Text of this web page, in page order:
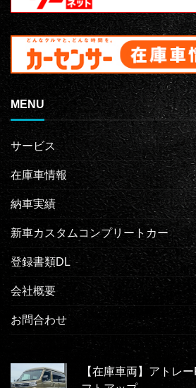
MENU
サービス
在庫車情報
納車実績
新車カスタムコンプリートカー
登録書類DL
会社概要
お問合わせ
【在庫車両】アト